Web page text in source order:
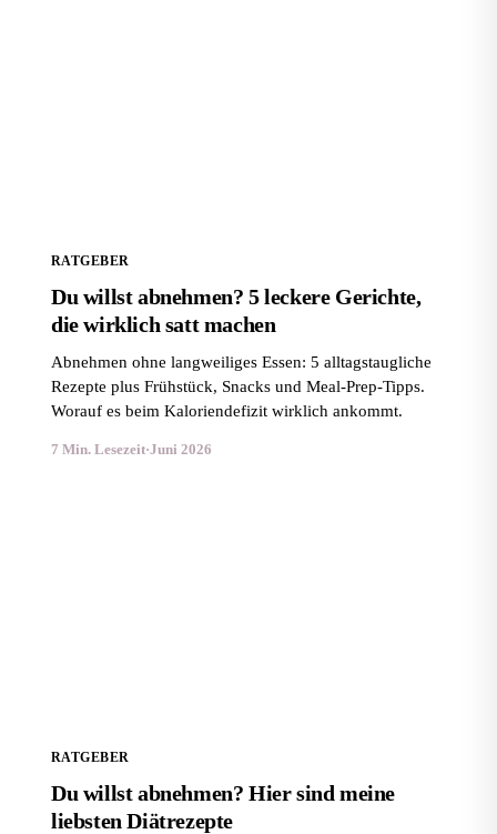
RATGEBER
Du willst abnehmen? 5 leckere Gerichte,
die wirklich satt machen
Abnehmen ohne langweiliges Essen: 5 alltagstaugliche
Rezepte plus Frühstück, Snacks und Meal-Prep-Tipps.
Worauf es beim Kaloriendefizit wirklich ankommt.
7 Min. Lesezeit·Juni 2026
RATGEBER
Du willst abnehmen? Hier sind meine
liebsten Diätrezepte